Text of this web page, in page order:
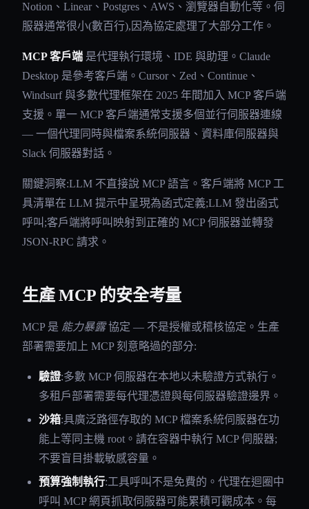
Notion、Linear、Postgres、AWS、瀏覽器自動化等。伺
服器通常很小(數百行),因為協定處理了大部分工作。
MCP 客戶端 是代理執行環境、IDE 與助理。Claude
Desktop 是參考客戶端。Cursor、Zed、Continue、
Windsurf 與多數代理框架在 2025 年間加入 MCP 客戶端
支援。單一 MCP 客戶端通常支援多個並行伺服器連線
— 一個代理同時與檔案系統伺服器、資料庫伺服器與
Slack 伺服器對話。
關鍵洞察:LLM 不直接說 MCP 語言。客戶端將 MCP 工
具清單在 LLM 提示中呈現為函式定義;LLM 發出函式
呼叫;客戶端將呼叫映射到正確的 MCP 伺服器並轉發
JSON-RPC 請求。
生產 MCP 的安全考量
MCP 是 能力暴露協定 — 不是授權或稽核協定。生產
部署需要加上 MCP 刻意略過的部分:
驗證:多數 MCP 伺服器在本地以未驗證方式執行。
多租戶部署需要每代理憑證與每伺服器驗證邊界。
沙箱:具廣泛路徑存取的 MCP 檔案系統伺服器在功
能上等同主機 root。請在容器中執行 MCP 伺服器;
不要盲目掛載敏感容量。
預算強制執行:工具呼叫不是免費的。代理在迴圈中
呼叫 MCP 網頁抓取伺服器可能累積可觀成本。每